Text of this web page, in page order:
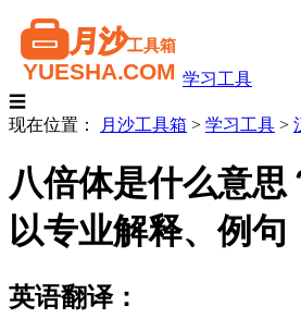
学习工具
☰
现在位置：
月沙工具箱 > 学习工具 >
八倍体是什么意思
以专业解释、例句
英语翻译：